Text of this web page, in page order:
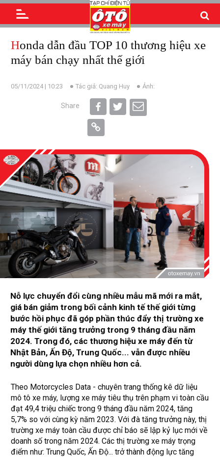
Honda dẫn đầu TOP 10 thương hiệu xe
máy bán chạy nhất thế giới
05/11/2024 | 10:23 Tác giả: Quang Huy Ảnh:
Share
Nỗ lực chuyển đổi cùng nhiều mẫu mã mới ra mắt,
giá bán giảm trong bối cảnh kinh tế thế giới từng
bước hồi phục đã góp phần thúc đẩy thị trường xe
máy thế giới tăng trưởng trong 9 tháng đầu năm
2024. Trong đó, các thương hiệu xe máy đến từ
Nhật Bản, Ấn Độ, Trung Quốc... vẫn được nhiều
người dùng lựa chọn nhiều hơn cả.
Theo Motorcycles Data - chuyên trang thống kê dữ liệu
mô tô xe máy, lượng xe máy tiêu thụ trên phạm vi toàn cầu
đạt 49,4 triệu chiếc trong 9 tháng đầu năm 2024, tăng
5,7% so với cùng kỳ năm 2023. Với đà tăng trưởng này, thị
trường xe máy toàn cầu được chỉ báo sẽ lập kỷ lục mới về
doanh số trong năm 2024. Các thị trường xe máy trọng
điểm như: Trung Quốc, Ấn Độ... trở thành động lực tăng